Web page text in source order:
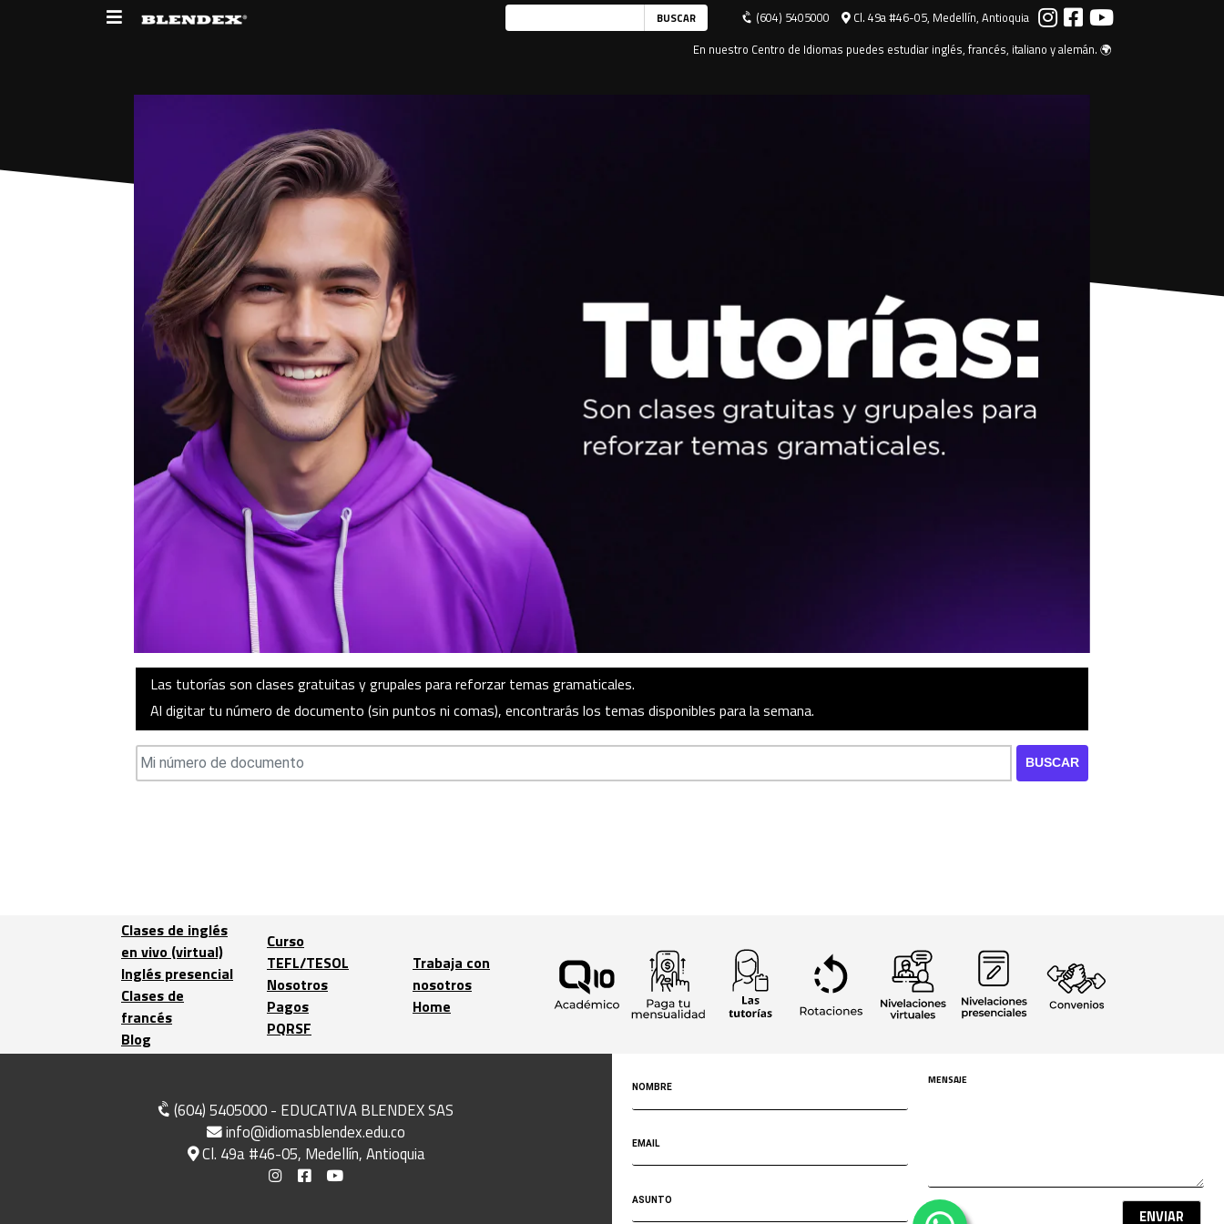
(604) 5405000
Cl. 49a #46-05, Medellín, Antioquia
En nuestro Centro de Idiomas puedes estudiar inglés, francés, italiano y alemán. 🌍
Las tutorías son clases gratuitas y grupales para reforzar temas gramaticales.
Al digitar tu número de documento (sin puntos ni comas), encontrarás los temas disponibles para la semana.
BUSCAR
Clases de inglés
en vivo (virtual)
Inglés presencial
Clases de
francés
Blog
Curso
TEFL/TESOL
Nosotros
Pagos
PQRSF
Trabaja con
nosotros
Home
(604) 5405000 - EDUCATIVA BLENDEX SAS
info@idiomasblendex.edu.co
Cl. 49a #46-05, Medellín, Antioquia
ENVIAR